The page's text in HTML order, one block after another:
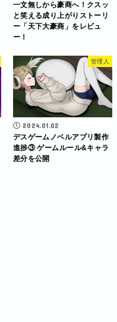
一文無しから豪商へ！クスッ
と笑える成り上がりストーリ
ー「天下大豪商」をレビュ
ー！
管理人
2024.01.02
デスゲームノベルアプリ製作
進捗③ ゲームルール&キャラ
差分を公開